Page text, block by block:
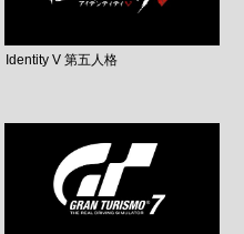
Identity V 第五人格